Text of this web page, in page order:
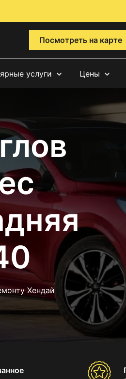
Посмотреть на карте
услуги Цены
Хендай